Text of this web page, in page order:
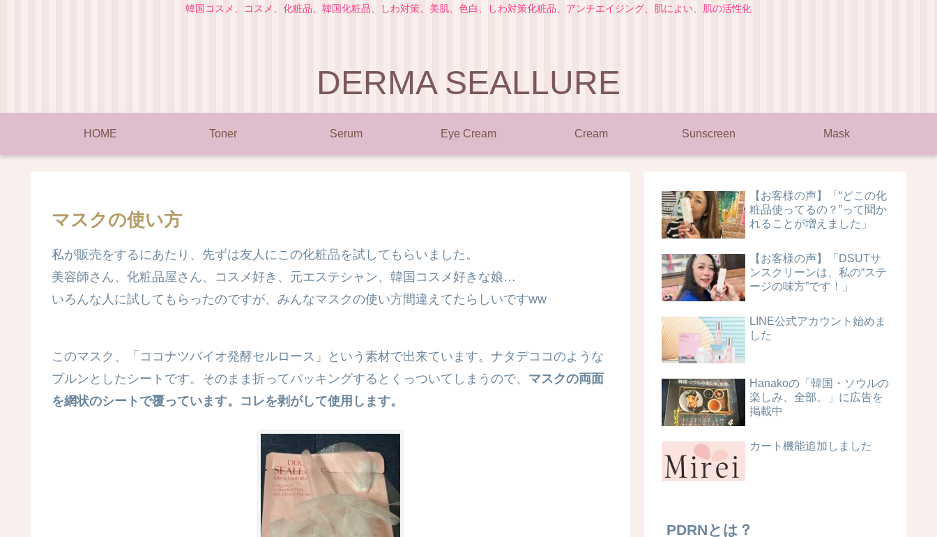
韓国コスメ、コスメ、化粧品、韓国化粧品、しわ対策、美肌、色白、しわ対策化粧品、アンチエイジング、肌によい、肌の活性化
DERMA SEALLURE
HOME Toner Serum Eye Cream Cream Sunscreen Mask
マスクの使い方
私が販売をするにあたり、先ずは友人にこの化粧品を試してもらいました。
美容師さん、化粧品屋さん、コスメ好き、元エステシャン、韓国コスメ好きな娘…
いろんな人に試してもらったのですが、みんなマスクの使い方間違えてたらしいですww
このマスク、「ココナツバイオ発酵セルロース」という素材で出来ています。ナタデココのような
プルンとしたシートです。そのまま折ってパッキングするとくっついてしまうので、 マスクの両面
を網状のシートで覆っています。コレを剥がして使用します。
【お客様の声】「“どこの化
粧品使ってるの？”って聞か
れることが増えました」
【お客様の声】「DSUTサ
ンスクリーンは、私の“ステ
ージの味方”です！」
LINE公式アカウント始めま
した
Hanakoの「韓国・ソウルの
楽しみ、全部。」に広告を
掲載中
カート機能追加しました
PDRNとは？